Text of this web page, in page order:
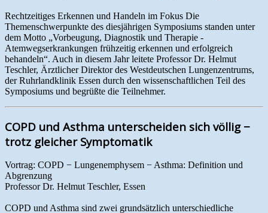
Rechtzeitiges Erkennen und Handeln im Fokus Die
Themenschwerpunkte des diesjährigen Symposiums standen unter
dem Motto „Vorbeugung, Diagnostik und Therapie -
Atemwegserkrankungen frühzeitig erkennen und erfolgreich
behandeln“. Auch in diesem Jahr leitete Professor Dr. Helmut
Teschler, Ärztlicher Direktor des Westdeutschen Lungenzentrums,
der Ruhrlandklinik Essen durch den wissenschaftlichen Teil des
Symposiums und begrüßte die Teilnehmer.
COPD und Asthma unterscheiden sich völlig −
trotz gleicher Symptomatik
Vortrag: COPD − Lungenemphysem − Asthma: Definition und
Abgrenzung
Professor Dr. Helmut Teschler, Essen
COPD und Asthma sind zwei grundsätzlich unterschiedliche